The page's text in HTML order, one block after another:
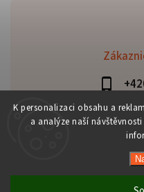
K personalizaci obsahu a
a analýze naší
Copyright 2026Daniš